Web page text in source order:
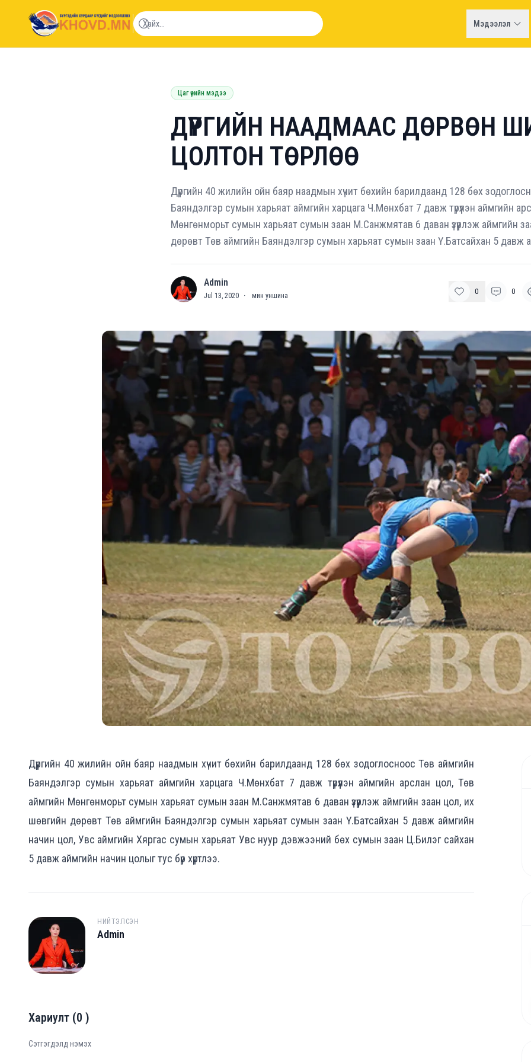
khovd.mn
Мэдээлэл
Цаг үеийн мэдээ
ДҮҮРГИЙН НААДМААС ДӨРВӨН
ЦОЛТОН ТӨРЛӨӨ
Дүүргийн 40 жилийн ойн баяр наадмын хүчит бөхийн барилдаанд 128 бөх
Баяндэлгэр сумын харьяат аймгийн харцага Ч.Мөнхбат 7 давж түрүүлэн аймгийн
Мөнгөнморьт сумын харьяат сумын заан М.Санжмятав 6 даван үзүүрлэж аймгийн
дөрөвт Төв аймгийн Баяндэлгэр сумын харьяат сумын заан Ү.Батсайхан 5 давж
A Admin
Jul 13, 2020 · мин уншина 0 0
Дүүргийн 40 жилийн ойн баяр наадмын хүчит бөхийн барилдаанд 128 бөх зодоглосноос Төв аймгийн
Баяндэлгэр сумын харьяат аймгийн харцага Ч.Мөнхбат 7 давж түрүүлэн аймгийн арслан цол, Төв
аймгийн Мөнгөнморьт сумын харьяат сумын заан М.Санжмятав 6 даван үзүүрлэж аймгийн заан цол, их
шөвгийн дөрөвт Төв аймгийн Баяндэлгэр сумын харьяат сумын заан Ү.Батсайхан 5 давж аймгийн
начин цол, Увс аймгийн Хяргас сумын харьяат Увс нуур дэвжээний бөх сумын заан Ц.Билэг сайхан
5 давж аймгийн начин цолыг тус бүр хүртлээ.
A
НИЙТЭЛСЭН
Admin
Хариулт (0 )